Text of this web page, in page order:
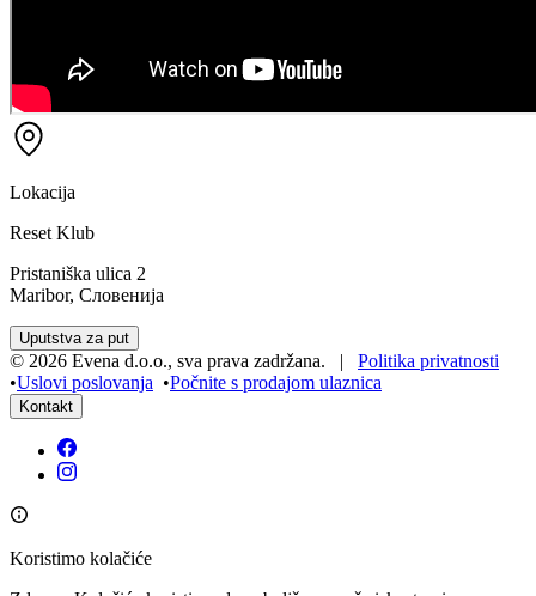
Lokacija
Reset Klub
Pristaniška ulica 2
Maribor, Словенија
Uputstva za put
© 2026 Evena d.o.o., sva prava zadržana. | Politika privatnosti
•Uslovi poslovanja •Počnite s prodajom ulaznica
Kontakt
Koristimo kolačiće